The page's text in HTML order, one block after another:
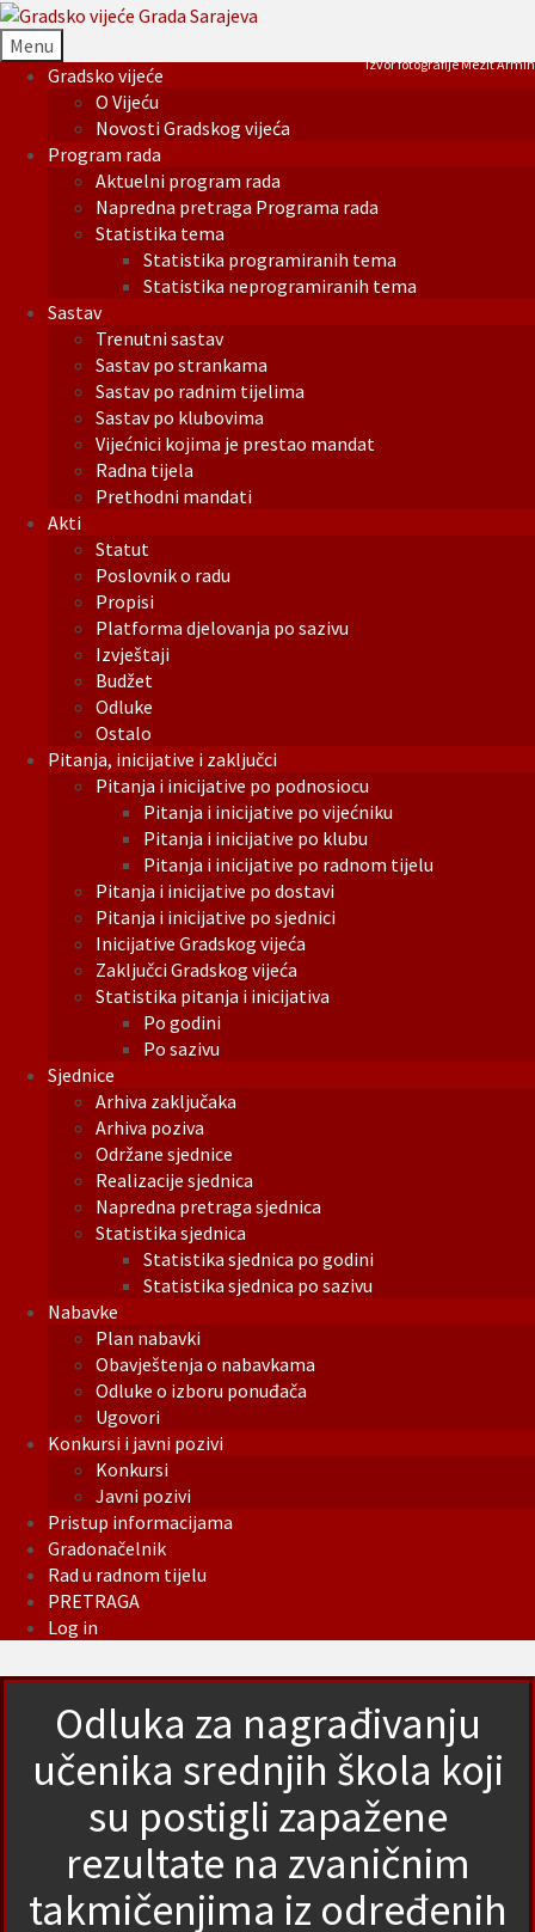
Menu
Gradsko vijeće
O Vijeću
Novosti Gradskog vijeća
Program rada
Aktuelni program rada
Napredna pretraga Programa rada
Statistika tema
Statistika programiranih tema
Statistika neprogramiranih tema
Sastav
Trenutni sastav
Sastav po strankama
Sastav po radnim tijelima
Sastav po klubovima
Vijećnici kojima je prestao mandat
Radna tijela
Prethodni mandati
Akti
Statut
Poslovnik o radu
Propisi
Platforma djelovanja po sazivu
Izvještaji
Budžet
Odluke
Ostalo
Pitanja, inicijative i zaključci
Pitanja i inicijative po podnosiocu
Pitanja i inicijative po vijećniku
Pitanja i inicijative po klubu
Pitanja i inicijative po radnom tijelu
Pitanja i inicijative po dostavi
Pitanja i inicijative po sjednici
Inicijative Gradskog vijeća
Zaključci Gradskog vijeća
Statistika pitanja i inicijativa
Po godini
Po sazivu
Sjednice
Arhiva zaključaka
Arhiva poziva
Održane sjednice
Realizacije sjednica
Napredna pretraga sjednica
Statistika sjednica
Statistika sjednica po godini
Statistika sjednica po sazivu
Nabavke
Plan nabavki
Obavještenja o nabavkama
Odluke o izboru ponuđača
Ugovori
Konkursi i javni pozivi
Konkursi
Javni pozivi
Pristup informacijama
Gradonačelnik
Rad u radnom tijelu
PRETRAGA
Log in
Izvor fotografije Mezit Armin
Odluka za nagrađivanju
učenika srednjih škola koji
su postigli zapažene
rezultate na zvaničnim
takmičenjima iz određenih